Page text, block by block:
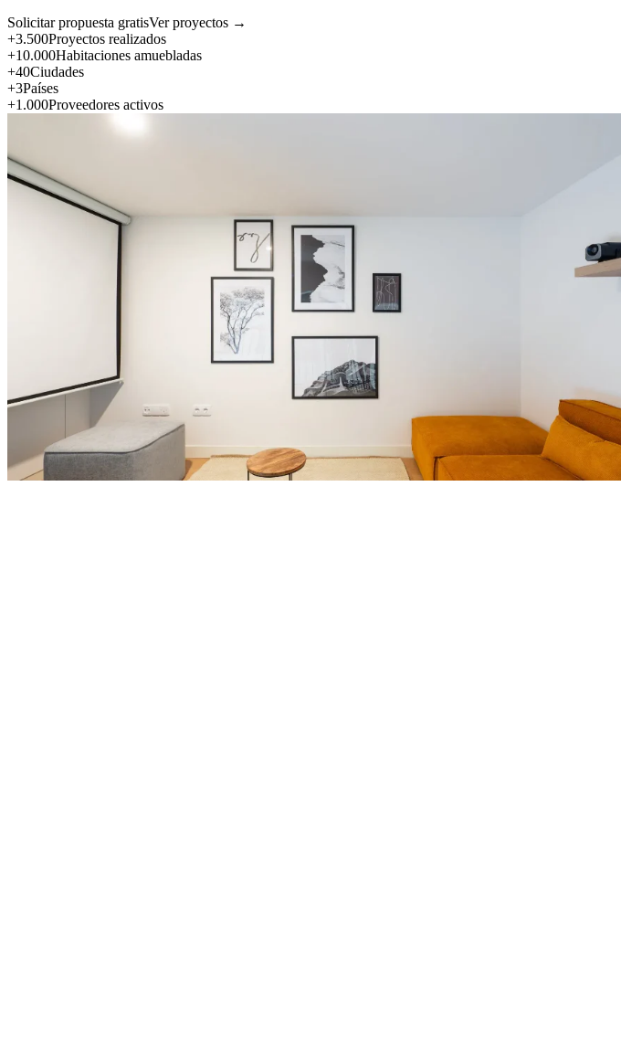
Solicitar propuesta gratisVer proyectos →
+3.500Proyectos realizados
+10.000Habitaciones amuebladas
+40Ciudades
+3Países
+1.000Proveedores activos